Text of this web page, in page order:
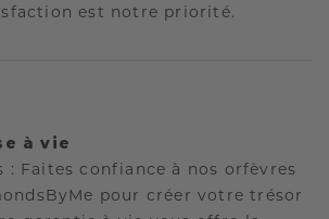
est notre priorité.
à vie
Faites confiance à nos orfèvres
pour créer votre trésor